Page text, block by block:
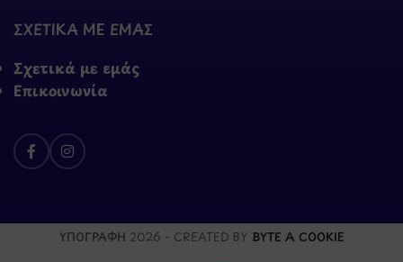
ΣΧΕΤΙΚΑ ΜΕ ΕΜΑΣ
Σχετικά με εμάς
Επικοινωνία
ΥΠΟΓΡΑΦΗ 2026 - CREATED BY BYTE A COOKIE